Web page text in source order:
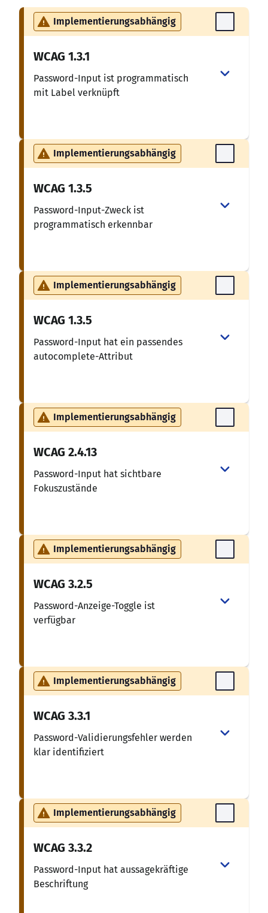
Implementierungsabhängig
WCAG 1.3.1
Password-Input ist programmatisch
mit Label verknüpft
Implementierungsabhängig
WCAG 1.3.5
Password-Input-Zweck ist
programmatisch erkennbar
Implementierungsabhängig
WCAG 1.3.5
Password-Input hat ein passendes
autocomplete-Attribut
Implementierungsabhängig
WCAG 2.4.13
Password-Input hat sichtbare
Fokuszustände
Implementierungsabhängig
WCAG 3.2.5
Password-Anzeige-Toggle ist
verfügbar
Implementierungsabhängig
WCAG 3.3.1
Password-Validierungsfehler werden
klar identifiziert
Implementierungsabhängig
WCAG 3.3.2
Password-Input hat aussagekräftige
Beschriftung